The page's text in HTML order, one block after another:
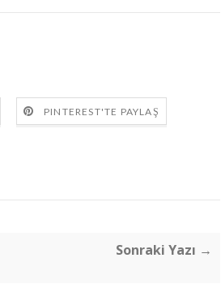
PINTEREST'TE PAYLAŞ
Sonraki Yazı →